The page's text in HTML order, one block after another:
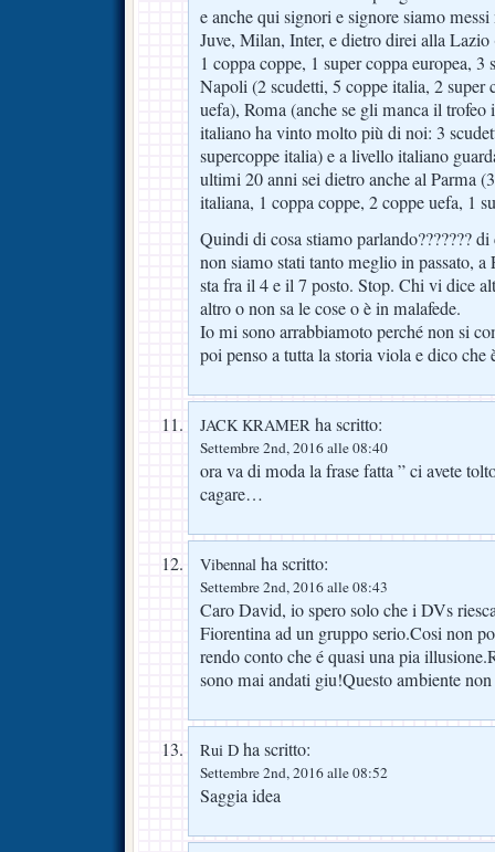
e anche qui signori e signore siamo
Juve, Milan, Inter, e dietro direi alla
1 coppa coppe, 1 super coppa europea, 3
Napoli (2 scudetti, 5 coppe italia, 2 super
uefa), Roma (anche se gli manca il
italiano ha vinto molto più di noi: 3
supercoppe italia) e a livello italiano
ultimi 20 anni sei dietro anche al Parma
italiana, 1 coppa coppe, 2 coppe uefa, 1
Quindi di cosa stiamo parlando??????? di
non siamo stati tanto meglio in passato,
sta fra il 4 e il 7 posto. Stop. Chi vi dice
altro o non sa le cose o è in malafede.
Io mi sono arrabbiamoto perché non si
poi penso a tutta la storia viola e dico che
JACK KRAMER ha scritto:
Settembre 2nd, 2016 alle 08:40
ora va di moda la frase fatta ” ci avete
cagare…
Vibennal ha scritto:
Settembre 2nd, 2016 alle 08:43
Caro David, io spero solo che i DVs
Fiorentina ad un gruppo serio.Cosi non
rendo conto che é quasi una pia
sono mai andati giu!Questo ambiente
Rui D ha scritto:
Settembre 2nd, 2016 alle 08:52
Saggia idea